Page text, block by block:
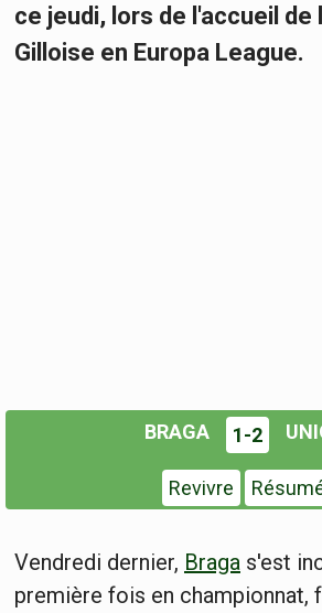
ce jeudi, lors de l'accueil de
Gilloise en Europa League.
BRAGA 1-2
Revivre
Vendredi dernier, Braga s'est
première fois en championnat,